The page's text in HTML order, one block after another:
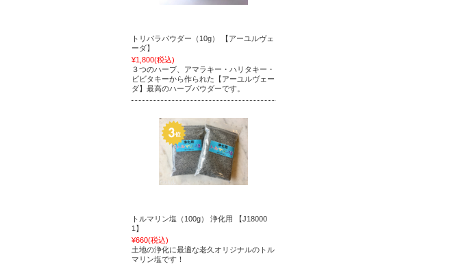
トリパラパウダー（10g） 【アーユルヴェ
ーダ】
¥1,800(税込)
３つのハーブ、アマラキー・ハリタキー・
ビビタキーから作られた【アーユルヴェー
ダ】最高のハーブパウダーです。
トルマリン塩（100g） 浄化用 【J18000
1】
¥660(税込)
土地の浄化に最適な老久オリジナルのトル
マリン塩です！